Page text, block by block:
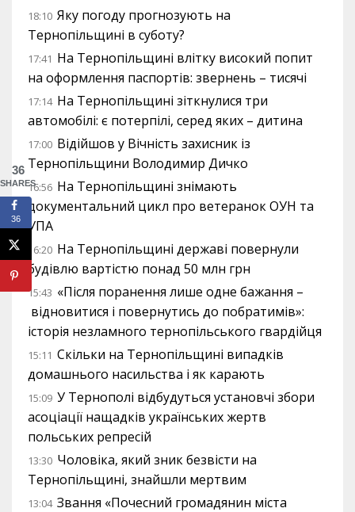
18:10 Яку погоду прогнозують на
Тернопільщині в суботу?
17:41 На Тернопільщині влітку високий попит
на оформлення паспортів: звернень – тисячі
17:14 На Тернопільщині зіткнулися три
автомобілі: є потерпілі, серед яких – дитина
17:00 Відійшов у Вічність захисник із
Тернопільщини Володимир Дичко
16:56 На Тернопільщині знімають
документальний цикл про ветеранок ОУН та
УПА
16:20 На Тернопільщині державі повернули
будівлю вартістю понад 50 млн грн
15:43 «Після поранення лише одне бажання –
відновитися і повернутись до побратимів»:
історія незламного тернопільського гвардійця
15:11 Скільки на Тернопільщині випадків
домашнього насильства і як карають
15:09 У Тернополі відбудуться установчі збори
асоціації нащадків українських жертв
польських репресій
13:30 Чоловіка, який зник безвісти на
Тернопільщині, знайшли мертвим
13:04 Звання «Почесний громадянин міста
36
SHARES
36